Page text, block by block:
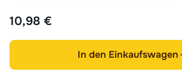
IS-LM Modell fehlen.
10,98 €
In den Einkaufswagen